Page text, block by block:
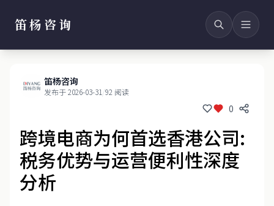
笛杨咨询
笛杨咨询
发布于 2026-03-31/92 阅读
0
跨境电商为何首选香港公司:
税务优势与运营便利性深度
分析